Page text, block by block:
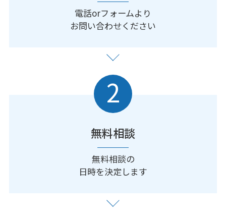
電話orフォームより
お問い合わせください
2
無料相談
無料相談の
日時を決定します